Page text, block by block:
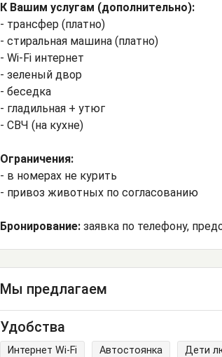
К Вашим услугам (дополнительно):
- трансфер (платно)
- стиральная машина (платно)
- Wi-Fi интернет
- зеленый двор
- беседка
- гладильная + утюг
- СВЧ (на кухне)
Ограничения:
- в номерах не курить
- привоз животных по согласованию
Бронирование: заявка по телефону,
Мы предлагаем
Удобства
Интернет Wi-Fi Автостоянка Дети